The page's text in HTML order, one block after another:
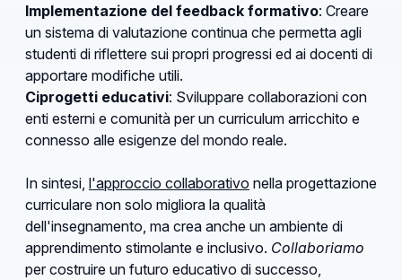
Implementazione del feedback formativo: Creare
un sistema di valutazione continua che permetta agli
studenti di riflettere sui propri progressi ed ai docenti di
apportare modifiche utili.
Ciprogetti educativi: Sviluppare collaborazioni con
enti esterni e comunità per un curriculum arricchito e
connesso alle esigenze del mondo reale.
In sintesi, l'approccio collaborativo nella progettazione
curriculare non solo migliora la qualità
dell'insegnamento, ma crea anche un ambiente di
apprendimento stimolante e inclusivo. Collaboriamo
per costruire un futuro educativo di successo,